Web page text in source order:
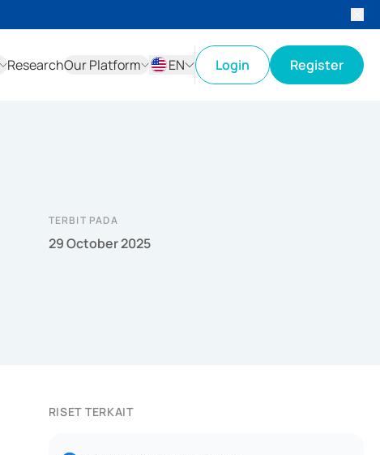
ResearchOur Platform
EN
Login Register
TERBIT PADA
29 October 2025
RISET TERKAIT